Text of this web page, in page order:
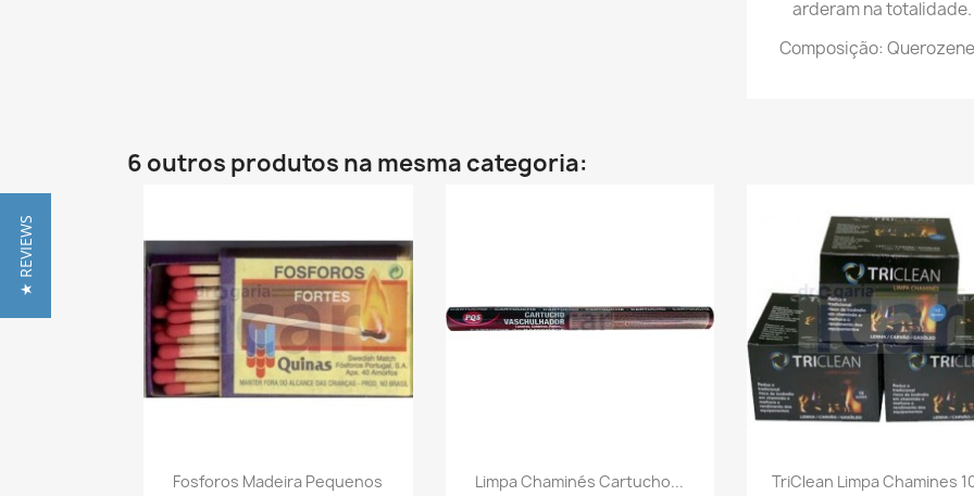
arderam na totalidade.
Composição:
6 outros produtos na mesma categoria:
Fosforos Madeira Pequenos
 Vista rápida Limpa Chaminés Cartucho...
Vista rápida TriClean Limpa Chamines
Vista rápida
★ REVIEWS